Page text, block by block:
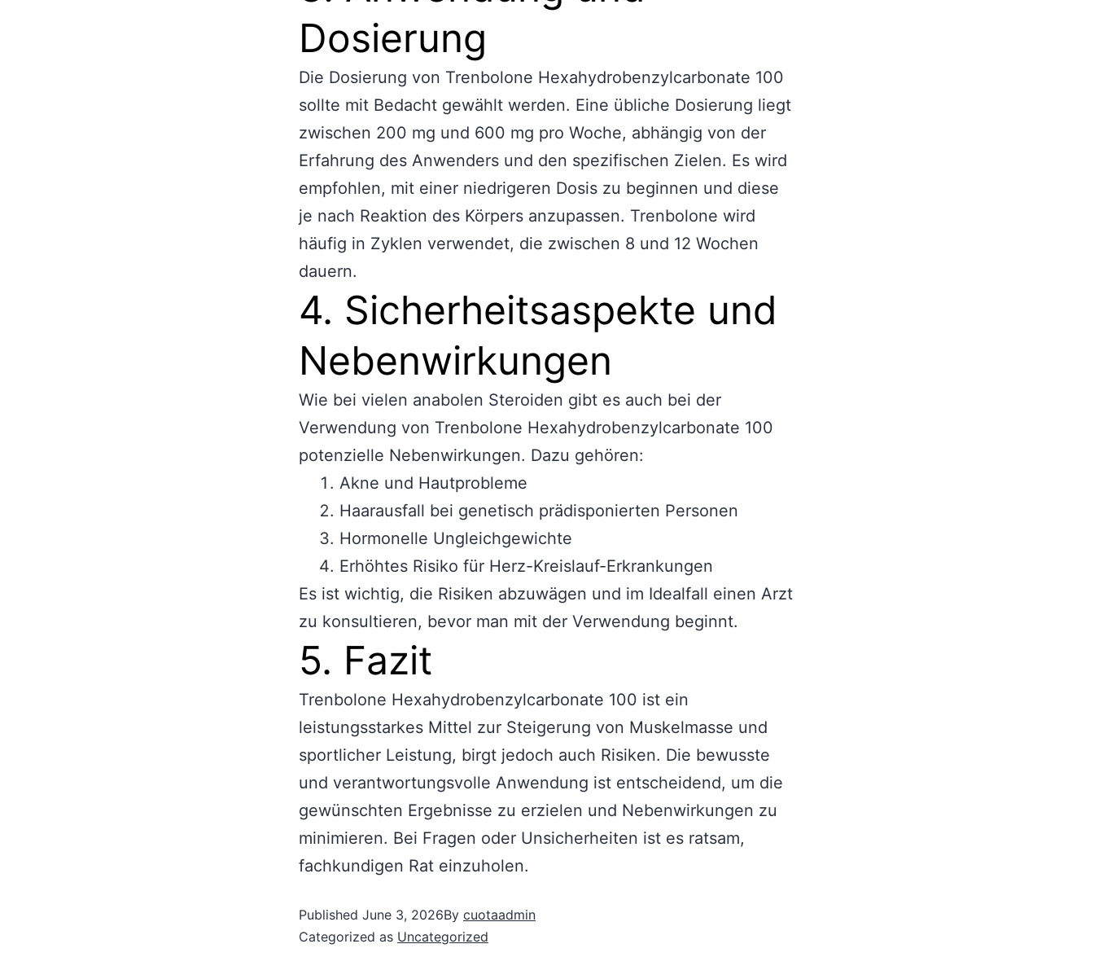
Dosierung
Die Dosierung von Trenbolone Hexahydrobenzylcarbonate 100
sollte mit Bedacht gewählt werden. Eine übliche Dosierung liegt
zwischen 200 mg und 600 mg pro Woche, abhängig von der
Erfahrung des Anwenders und den spezifischen Zielen. Es wird
empfohlen, mit einer niedrigeren Dosis zu beginnen und diese
je nach Reaktion des Körpers anzupassen. Trenbolone wird
häufig in Zyklen verwendet, die zwischen 8 und 12 Wochen
dauern.
4. Sicherheitsaspekte und
Nebenwirkungen
Wie bei vielen anabolen Steroiden gibt es auch bei der
Verwendung von Trenbolone Hexahydrobenzylcarbonate 100
potenzielle Nebenwirkungen. Dazu gehören:
Akne und Hautprobleme
Haarausfall bei genetisch prädisponierten Personen
Hormonelle Ungleichgewichte
Erhöhtes Risiko für Herz-Kreislauf-Erkrankungen
Es ist wichtig, die Risiken abzuwägen und im Idealfall einen Arzt
zu konsultieren, bevor man mit der Verwendung beginnt.
5. Fazit
Trenbolone Hexahydrobenzylcarbonate 100 ist ein
leistungsstarkes Mittel zur Steigerung von Muskelmasse und
sportlicher Leistung, birgt jedoch auch Risiken. Die bewusste
und verantwortungsvolle Anwendung ist entscheidend, um die
gewünschten Ergebnisse zu erzielen und Nebenwirkungen zu
minimieren. Bei Fragen oder Unsicherheiten ist es ratsam,
fachkundigen Rat einzuholen.
Published June 3, 2026By cuotaadmin
Categorized as Uncategorized